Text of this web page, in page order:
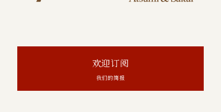
欢迎订阅
我们的简报